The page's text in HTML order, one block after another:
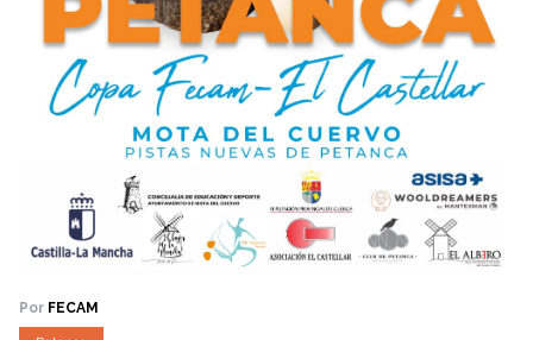
Por FECAM